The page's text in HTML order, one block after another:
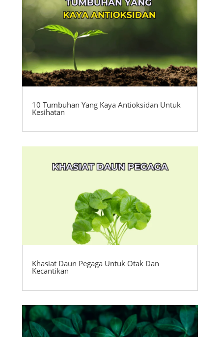
10 Tumbuhan Yang Kaya Antioksidan Untuk
Kesihatan
Khasiat Daun Pegaga Untuk Otak Dan
Kecantikan